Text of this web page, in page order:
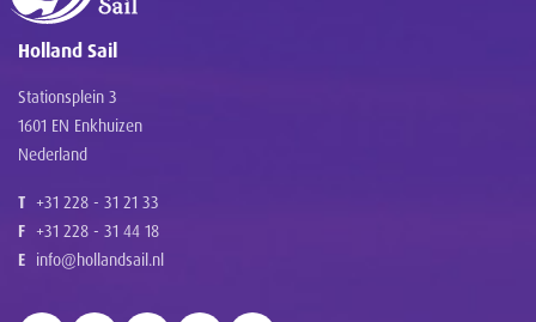
Holland Sail
Stationsplein 3
1601 EN Enkhuizen
Nederland
T +31 228 - 31 21 33
F +31 228 - 31 44 18
E info@hollandsail.nl